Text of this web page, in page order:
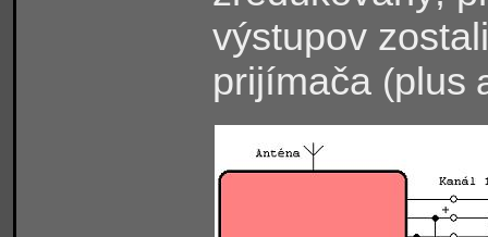
výstupov
prijímača (plus